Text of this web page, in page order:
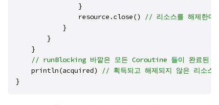
                }
                resource.close()
// 리소스를 해제한다.
            }
        }
    }
// runBlocking 바깥은 모든 Coroutine 들이 완료된
    println(acquired)
// 획득되고 해제되지 않은 리소스
}